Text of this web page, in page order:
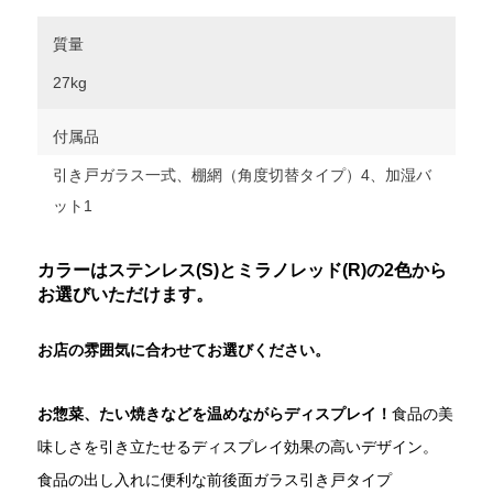
質量
27kg
付属品
引き戸ガラス一式、棚網（角度切替タイプ）4、加湿バ
ット1
カラーはステンレス(S)とミラノレッド(R)の2色から
お選びいただけます。
お店の雰囲気に合わせてお選びください。
お惣菜、たい焼きなどを温めながらディスプレイ！ 食品の美
味しさを引き立たせるディスプレイ効果の高いデザイン。
食品の出し入れに便利な前後面ガラス引き戸タイプ